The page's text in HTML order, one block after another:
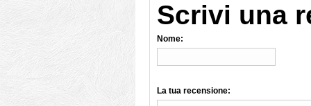
Scrivi una
Nome:
La tua recensione: